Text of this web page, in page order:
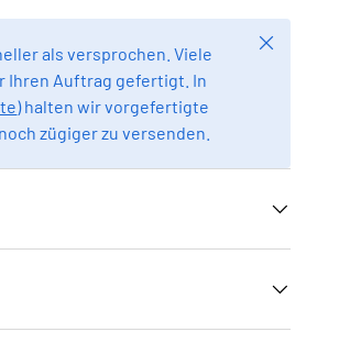
als versprochen. Viele
Ihren Auftrag gefertigt. In
) halten wir vorgefertigte
zügiger zu versenden.
Schließen